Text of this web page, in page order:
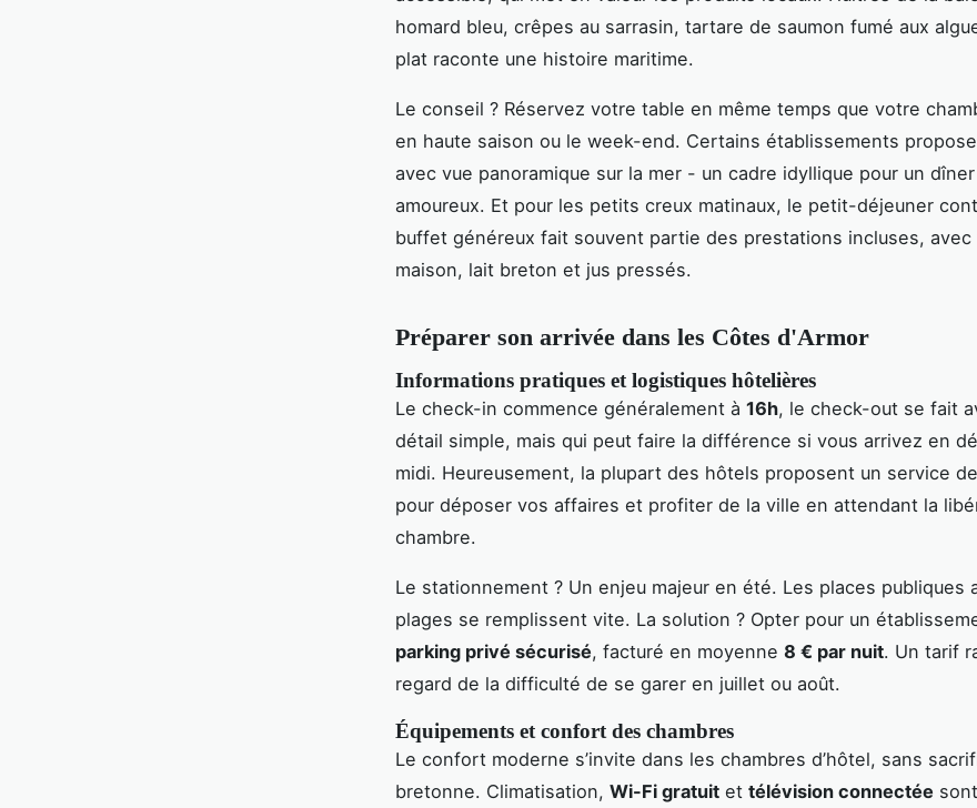
homard bleu, crêpes au sarrasin, tartare de saumon fumé aux
plat raconte une histoire maritime.
Le conseil ? Réservez votre table en même temps que votre
en haute saison ou le week-end. Certains établissements
avec vue panoramique sur la mer - un cadre idyllique pour un
amoureux. Et pour les petits creux matinaux, le petit-déjeuner
buffet généreux fait souvent partie des prestations incluses, avec
maison, lait breton et jus pressés.
Préparer son arrivée dans les Côtes d'Armor
Informations pratiques et logistiques hôtelières
Le check-in commence généralement à 16h, le check-out se fait
détail simple, mais qui peut faire la différence si vous arrivez en
midi. Heureusement, la plupart des hôtels proposent un service de
pour déposer vos affaires et profiter de la ville en attendant la
chambre.
Le stationnement ? Un enjeu majeur en été. Les places publiques
plages se remplissent vite. La solution ? Opter pour un
parking privé sécurisé, facturé en moyenne 8 € par nuit. Un tarif
regard de la difficulté de se garer en juillet ou août.
Équipements et confort des chambres
Le confort moderne s’invite dans les chambres d’hôtel, sans
bretonne. Climatisation, Wi-Fi gratuit et télévision connectée